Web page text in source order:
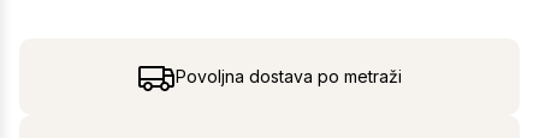
Povoljna dostava po metraži